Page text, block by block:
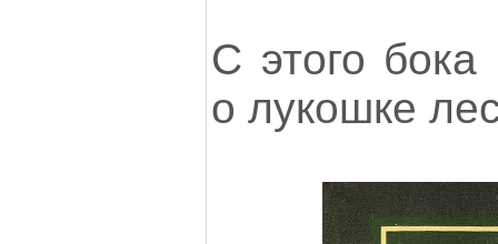
С этого бока
о лукошке